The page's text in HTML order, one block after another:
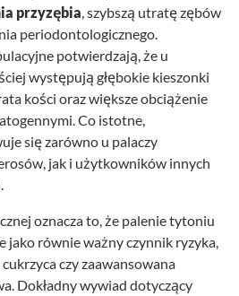
przyzębia, szybszą utratę zębów
periodontologicznego.
potwierdzają, że u
występują głębokie kieszonki
kości oraz większe obciążenie
Co istotne,
się zarówno u palaczy
jak i użytkowników innych
oznacza to, że palenie tytoniu
jako równie ważny czynnik ryzyka,
czy zaawansowana
Dokładny wywiad dotyczący